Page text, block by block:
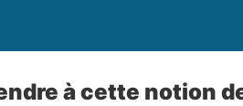
à cette notion